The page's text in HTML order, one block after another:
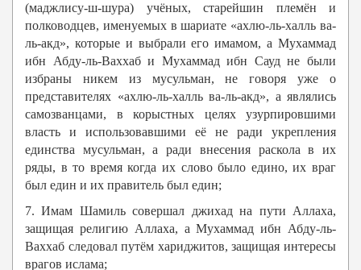
(маджлису-ш-шура) учёных, старейшин племён и
полководцев, именуемых в шариате «ахлю-ль-халль ва-
ль-акд», которые и выбрали его имамом, а Мухаммад
ибн Абду-ль-Ваххаб и Мухаммад ибн Сауд не были
избраны никем из мусульман, не говоря уже о
представителях «ахлю-ль-халль ва-ль-акд», а являлись
самозванцами, в корыстных целях узурпировшими
власть и использовавшими её не ради укрепления
единства мусульман, а ради внесения раскола в их
ряды, в то время когда их слово было едино, их враг
был един и их правитель был един;
7. Имам Шамиль совершал джихад на пути Аллаха,
защищая религию Аллаха, а Мухаммад ибн Абду-ль-
Ваххаб следовал путём хариджитов, защищая интересы
врагов ислама;